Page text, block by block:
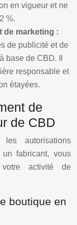
en vigueur et ne
%.
de marketing :
de publicité et de
base de CBD. Il
responsable et
étayées.
de
de CBD
autorisations
fabricant, vous
activité de
boutique en